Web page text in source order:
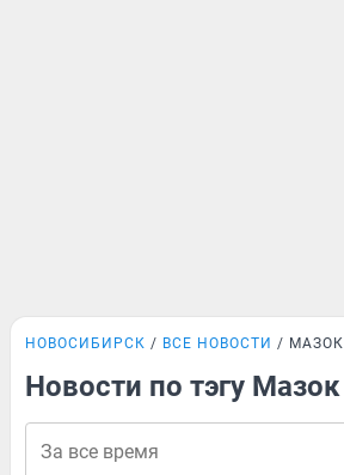
НОВОСИБИРСК ВСЕ НОВОСТИ МАЗОК
Новости по тэгу Мазок